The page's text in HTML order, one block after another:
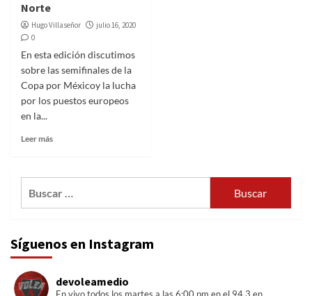
Norte
Hugo Villaseñor
julio 16, 2020
0
En esta edición discutimos
sobre las semifinales de la
Copa por Méxicoy la lucha
por los puestos europeos
en la...
Leer más
Síguenos en Instagram
devoleamedio